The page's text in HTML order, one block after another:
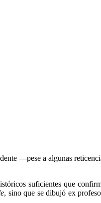
—pese a algunas
suficientes que
, sino que se dibujó ex